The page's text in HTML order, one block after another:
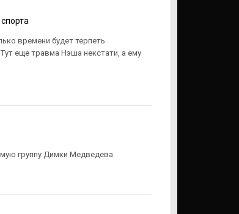
времени будет терпеть
еще травма Нэша некстати, а ему
группу Димки Медведева